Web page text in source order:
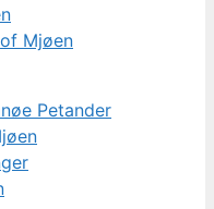
Mjøen
Petander